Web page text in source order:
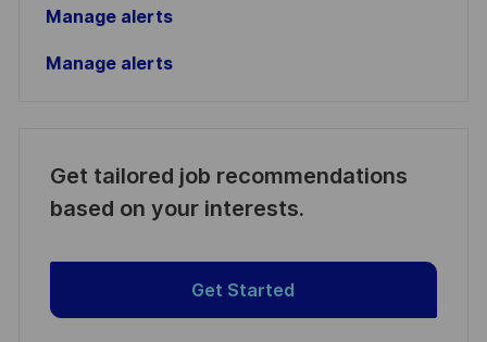
Manage alerts
Manage alerts
Get tailored job recommendations
based on your interests.
Get Started